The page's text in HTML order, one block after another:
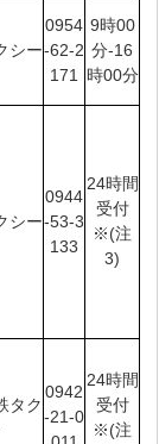
シー
0954
-62-2
171
9時00
分-16
時00分
シー
0944
-53-3
133
24時間
受付
※(注
3)
タク
0942
-21-0
24時間
受付
※(注